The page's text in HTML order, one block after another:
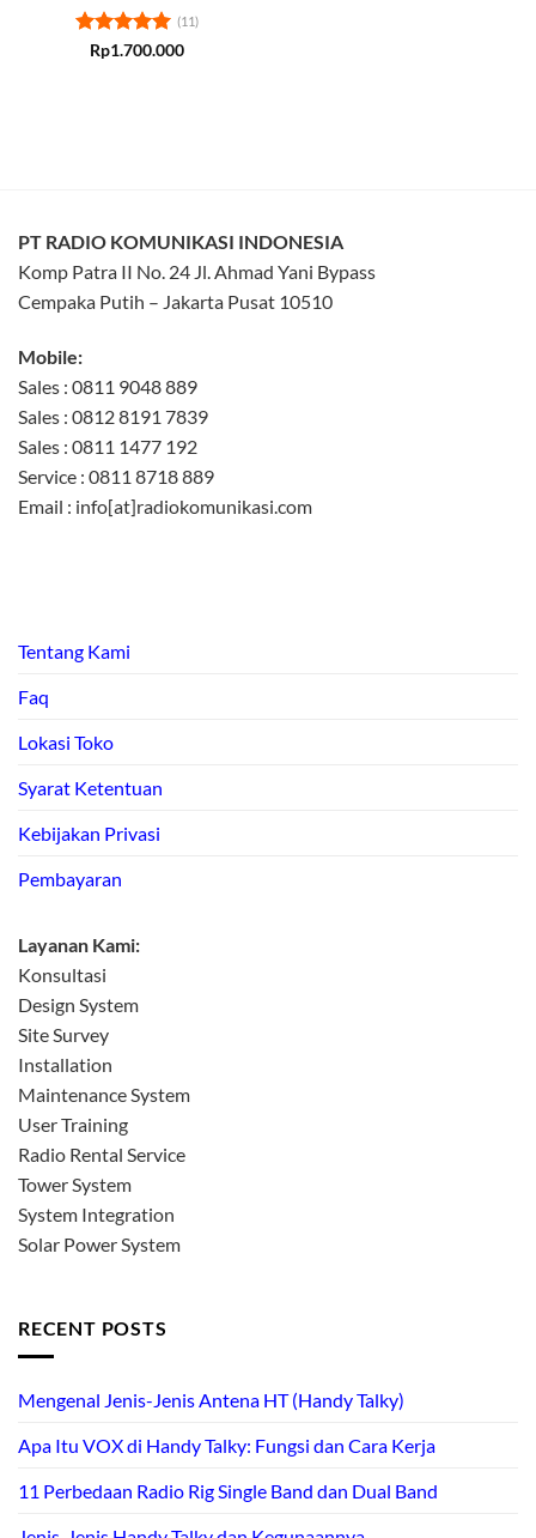
Rated5
(11)
Rp1.700.000
PT RADIO KOMUNIKASI INDONESIA
Komp Patra II No. 24 Jl. Ahmad Yani Bypass
Cempaka Putih – Jakarta Pusat 10510
Mobile:
Sales : 0811 9048 889
Sales : 0812 8191 7839
Sales : 0811 1477 192
Service : 0811 8718 889
Email : info[at]radiokomunikasi.com
Tentang Kami
Faq
Lokasi Toko
Syarat Ketentuan
Kebijakan Privasi
Pembayaran
Layanan Kami:
Konsultasi
Design System
Site Survey
Installation
Maintenance System
User Training
Radio Rental Service
Tower System
System Integration
Solar Power System
RECENT POSTS
Mengenal Jenis-Jenis Antena HT (Handy Talky)
Apa Itu VOX di Handy Talky: Fungsi dan Cara Kerja
11 Perbedaan Radio Rig Single Band dan Dual Band